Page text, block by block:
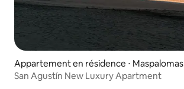
Appartement en résidence ⋅ Maspalomas
San Agustín New Luxury Apartment